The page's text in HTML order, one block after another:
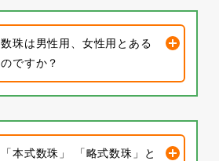
数珠は男性用、女性用とある
のですか？
「本式数珠」 「略式数珠」と